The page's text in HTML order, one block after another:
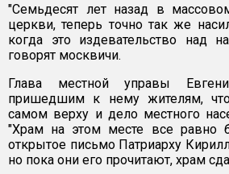
"Семьдесят лет назад в
церкви, теперь точно так же
когда это издевательство над
говорят москвичи.
Глава местной управы
пришедшим к нему жителям,
самом верху и дело местного
"Храм на этом месте все равно
открытое письмо Патриарху
но пока они его прочитают, храм